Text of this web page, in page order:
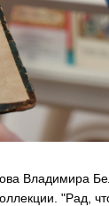
Владимира
"Рад,